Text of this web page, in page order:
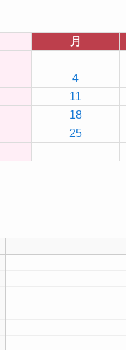
月
4
11
18
25